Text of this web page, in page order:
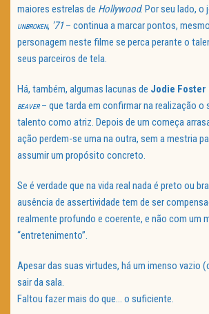
maiores estrelas de Hollywood. Por seu lado, o
UNBROKEN, ’71– continua a marcar pontos,
personagem neste filme se perca perante o
seus parceiros de tela.
Há, também, algumas lacunas de Jodie Foster
BEAVER– que tarda em confirmar na realização o
talento como atriz. Depois de um começa
ação perdem-se uma na outra, sem a mestria
assumir um propósito concreto.
Se é verdade que na vida real nada é preto ou
ausência de assertividade tem de ser
realmente profundo e coerente, e não com um
“entretenimento”.
Apesar das suas virtudes, há um imenso vazio
sair da sala.
Faltou fazer mais do que… o suficiente.